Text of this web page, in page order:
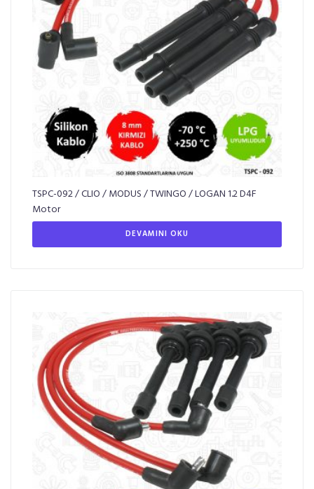
TSPC-092 / CLIO / MODUS / TWINGO / LOGAN 1.2 D4F
Motor
DEVAMINI OKU